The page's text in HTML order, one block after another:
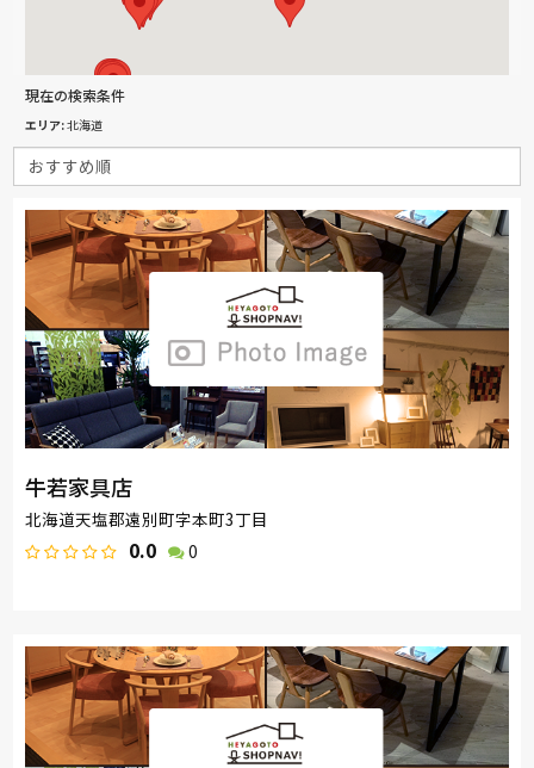
現在の検索条件
エリア 北海道
牛若家具店
北海道天塩郡遠別町字本町3丁目
0.0 0